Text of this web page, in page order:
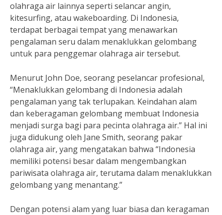
olahraga air lainnya seperti selancar angin,
kitesurfing, atau wakeboarding. Di Indonesia,
terdapat berbagai tempat yang menawarkan
pengalaman seru dalam menaklukkan gelombang
untuk para penggemar olahraga air tersebut.
Menurut John Doe, seorang peselancar profesional,
“Menaklukkan gelombang di Indonesia adalah
pengalaman yang tak terlupakan. Keindahan alam
dan keberagaman gelombang membuat Indonesia
menjadi surga bagi para pecinta olahraga air.” Hal ini
juga didukung oleh Jane Smith, seorang pakar
olahraga air, yang mengatakan bahwa “Indonesia
memiliki potensi besar dalam mengembangkan
pariwisata olahraga air, terutama dalam menaklukkan
gelombang yang menantang.”
Dengan potensi alam yang luar biasa dan keragaman